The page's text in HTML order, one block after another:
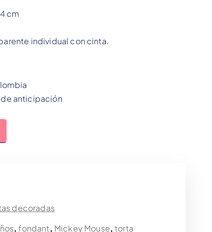
cm
individual con cinta.
anticipación
decoradas
,fondant, Mickey Mouse,torta